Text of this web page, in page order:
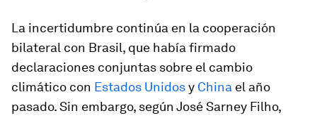
La incertidumbre continúa en la cooperación
bilateral con Brasil, que había firmado
declaraciones conjuntas sobre el cambio
climático con Estados Unidosy China el año
pasado. Sin embargo, según José Sarney Filho,